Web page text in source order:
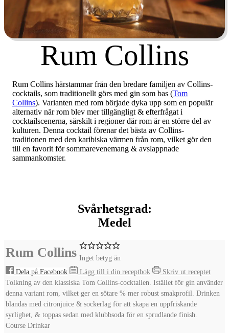
Rum Collins
Rum Collins härstammar från den bredare familjen av Collins-
cocktails, som traditionellt görs med gin som bas (Tom
Collins). Varianten med rom började dyka upp som en populär
alternativ när rom blev mer tillgängligt & efterfrågat i
cocktailscenerna, särskilt i regioner där rom är en större del av
kulturen. Denna cocktail förenar det bästa av Collins-
traditionen med den karibiska värmen från rom, vilket gör den
till en favorit för sommarevenemang & avslappnade
sammankomster.
Svårhetsgrad:
Medel
Rum Collins Inget betyg än
Dela på Facebook
Lägg till i din receptbok
Skriv ut receptet
Tolkning av den klassiska Tom Collins-cocktailen. Istället för gin använder
denna variant rom, vilket ger en sötare % mer robust smakprofil. Drinken
blandas med citronjuice & sockerlag för att skapa en uppfriskande
syrlighet, & toppas sedan med klubbsoda för en sprudlande finish.
Course Drinkar